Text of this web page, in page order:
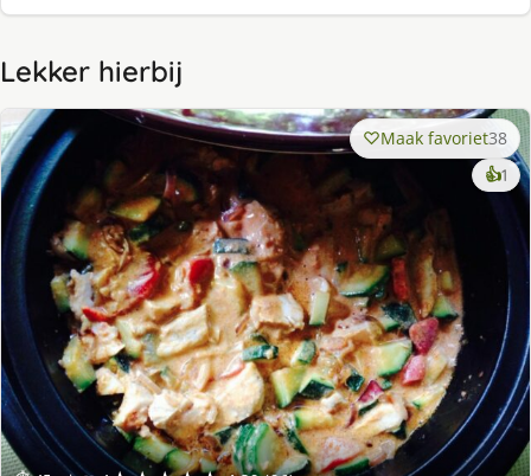
Lekker hierbij
Maak favoriet38
👍1